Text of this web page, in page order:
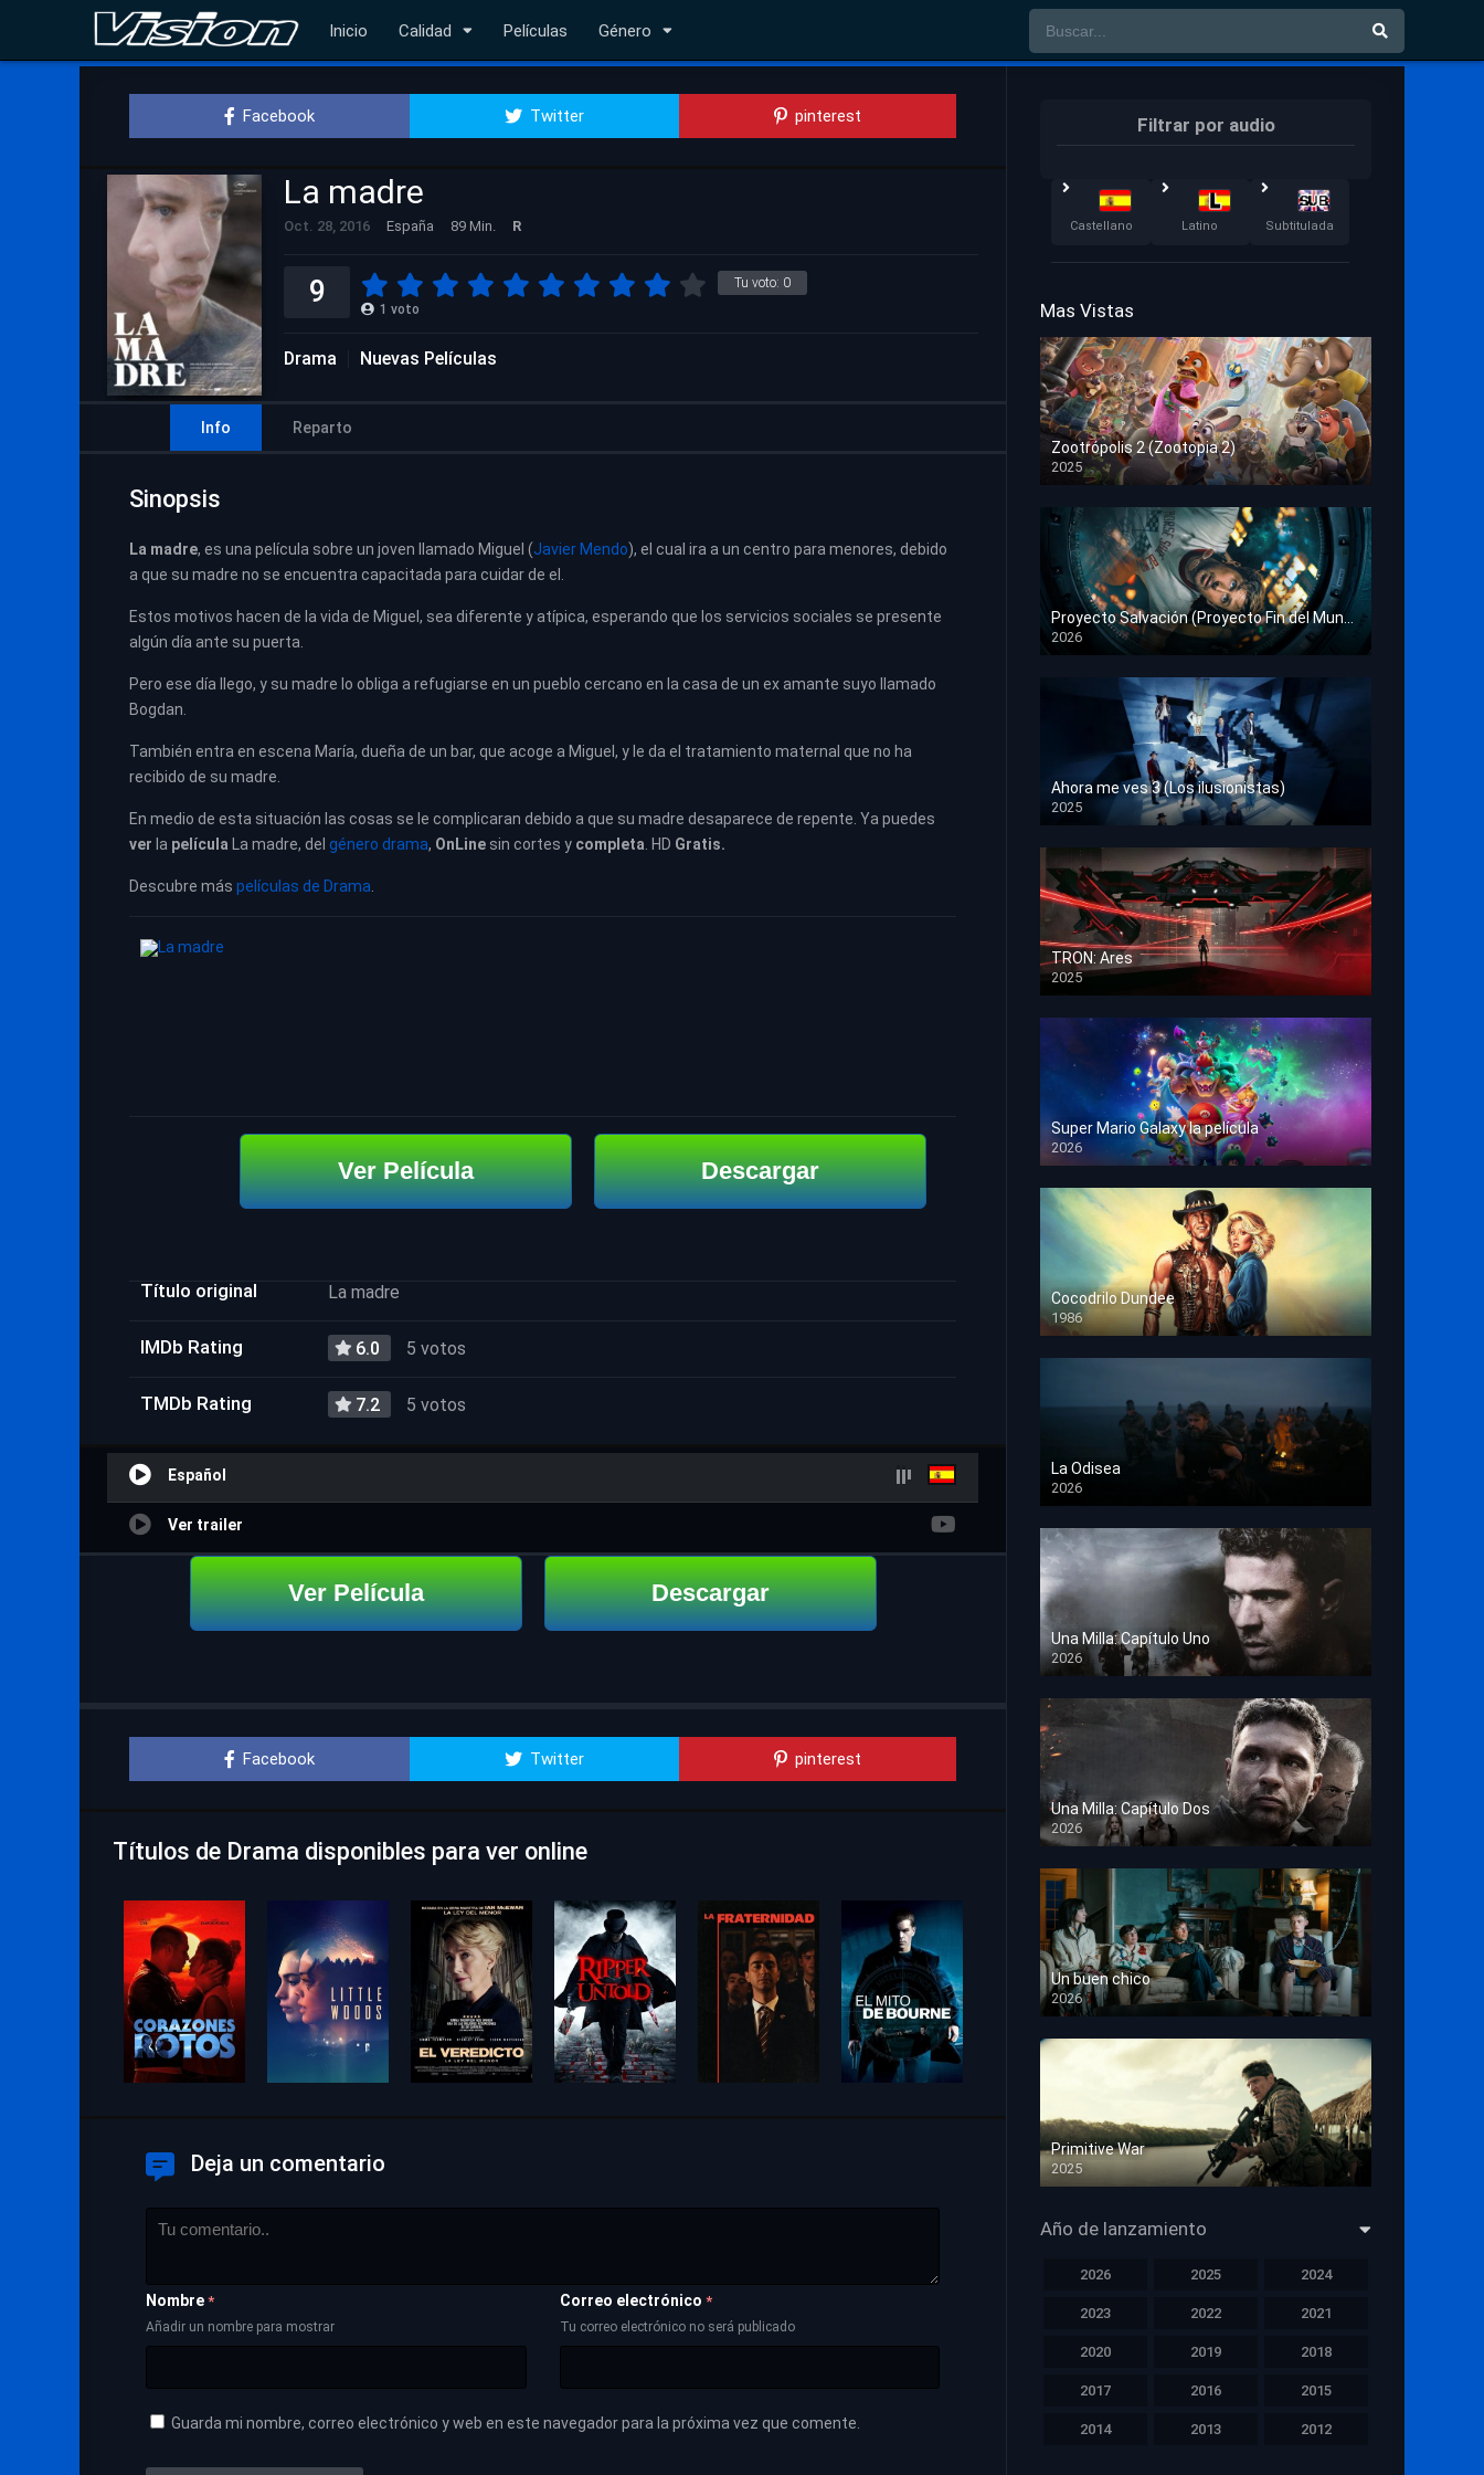
Inicio Calidad Películas Género
Facebook Twitter pinterest
La madre
Oct. 28, 2016 España 89 Min. R
Tu voto: 0
9 1 voto
Drama Nuevas Películas
Info Reparto
Sinopsis
La madre, es una película sobre un joven llamado Miguel (Javier Mendo), el cual ira a un centro para menores, debido
a que su madre no se encuentra capacitada para cuidar de el.
Estos motivos hacen de la vida de Miguel, sea diferente y atípica, esperando que los servicios sociales se presente
algún día ante su puerta.
Pero ese día llego, y su madre lo obliga a refugiarse en un pueblo cercano en la casa de un ex amante suyo llamado
Bogdan.
También entra en escena María, dueña de un bar, que acoge a Miguel, y le da el tratamiento maternal que no ha
recibido de su madre.
En medio de esta situación las cosas se le complicaran debido a que su madre desaparece de repente. Ya puedes
ver la película La madre, del género drama, OnLine sin cortes y completa . HD Gratis.
Descubre más películas de Drama
Ver Película Descargar
Título original La madre
IMDb Rating 6.0 5 votos
TMDb Rating 7.2 5 votos
Español
Ver trailer
Ver Película Descargar
Facebook Twitter pinterest
Títulos de Drama disponibles para ver online
Deja un comentario
Nombre *
Añadir un nombre para mostrar
Correo electrónico *
Tu correo electrónico no será publicado
Guarda mi nombre, correo electrónico y web en este navegador para la próxima vez que comente.
Filtrar por audio
Castellano Latino Subtitulada
Mas Vistas
Zootrópolis 2 (Zootopia 2)
2025
HD 1080p
Proyecto Salvación (Proyecto Fin del Mundo)
2026
HD 1080p
Ahora me ves 3 (Los ilusionistas)
2025
HD 1080p
TRON: Ares
2025
HD 1080p
Super Mario Galaxy la película
2026
HD 1080p
Cocodrilo Dundee
1986
HD 1080p
La Odisea
2026
TS Screener
Una Milla: Capítulo Uno
2026
HD 1080p
Una Milla: Capítulo Dos
2026
HD 1080p
Un buen chico
2026
HD 1080p
Primitive War
2025
HD 1080p
Año de lanzamiento
2026 2025 2024
2023 2022 2021
2020 2019 2018
2017 2016 2015
2014 2013 2012